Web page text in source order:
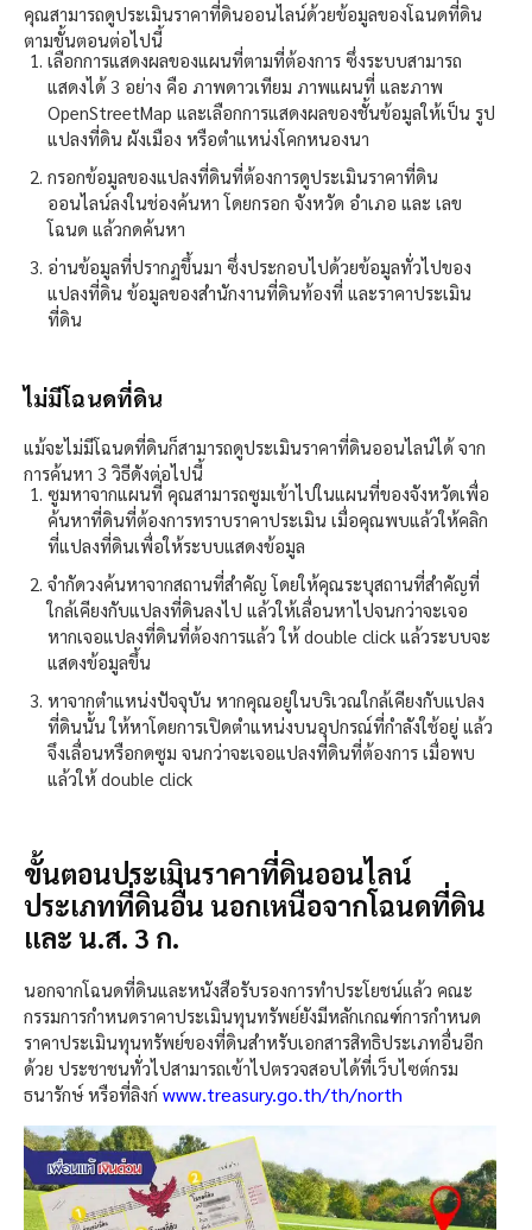
คุณสามารถดูประเมินราคาที่ดินออนไลน์ด้วยข้อมูลของโฉนดที่ดิน
ตามขั้นตอนต่อไปนี้
เลือกการแสดงผลของแผนที่ตามที่ต้องการ ซึ่งระบบสามารถ
แสดงได้ 3 อย่าง คือ ภาพดาวเทียม ภาพแผนที่ และภาพ
OpenStreetMap และเลือกการแสดงผลของชั้นข้อมูลให้เป็น รูป
แปลงที่ดิน ผังเมือง หรือตำแหน่งโคกหนองนา
กรอกข้อมูลของแปลงที่ดินที่ต้องการดูประเมินราคาที่ดิน
ออนไลน์ลงในช่องค้นหา โดยกรอก จังหวัด อำเภอ และ เลข
โฉนด แล้วกดค้นหา
อ่านข้อมูลที่ปรากฏขึ้นมา ซึ่งประกอบไปด้วยข้อมูลทั่วไปของ
แปลงที่ดิน ข้อมูลของสำนักงานที่ดินท้องที่ และราคาประเมิน
ที่ดิน
ไม่มีโฉนดที่ดิน
แม้จะไม่มีโฉนดที่ดินก็สามารถดูประเมินราคาที่ดินออนไลน์ได้ จาก
การค้นหา 3 วิธีดังต่อไปนี้
ซูมหาจากแผนที่ คุณสามารถซูมเข้าไปในแผนที่ของจังหวัดเพื่อ
ค้นหาที่ดินที่ต้องการทราบราคาประเมิน เมื่อคุณพบแล้วให้คลิก
ที่แปลงที่ดินเพื่อให้ระบบแสดงข้อมูล
จำกัดวงค้นหาจากสถานที่สำคัญ โดยให้คุณระบุสถานที่สำคัญที่
ใกล้เคียงกับแปลงที่ดินลงไป แล้วให้เลื่อนหาไปจนกว่าจะเจอ
หากเจอแปลงที่ดินที่ต้องการแล้ว ให้ double click แล้วระบบจะ
แสดงข้อมูลขึ้น
หาจากตำแหน่งปัจจุบัน หากคุณอยู่ในบริเวณใกล้เคียงกับแปลง
ที่ดินนั้น ให้หาโดยการเปิดตำแหน่งบนอุปกรณ์ที่กำลังใช้อยู่ แล้ว
จึงเลื่อนหรือกดซูม จนกว่าจะเจอแปลงที่ดินที่ต้องการ เมื่อพบ
แล้วให้ double click
ขั้นตอนประเมินราคาที่ดินออนไลน์
ประเภทที่ดินอื่น นอกเหนือจากโฉนดที่ดิน
และ น.ส. 3 ก.
นอกจากโฉนดที่ดินและหนังสือรับรองการทำประโยชน์แล้ว คณะ
กรรมการกำหนดราคาประเมินทุนทรัพย์ยังมีหลักเกณฑ์การกำหนด
ราคาประเมินทุนทรัพย์ของที่ดินสำหรับเอกสารสิทธิประเภทอื่นอีก
ด้วย ประชาชนทั่วไปสามารถเข้าไปตรวจสอบได้ที่เว็บไซต์กรม
ธนารักษ์ หรือที่ลิงก์ www.treasury.go.th/th/north